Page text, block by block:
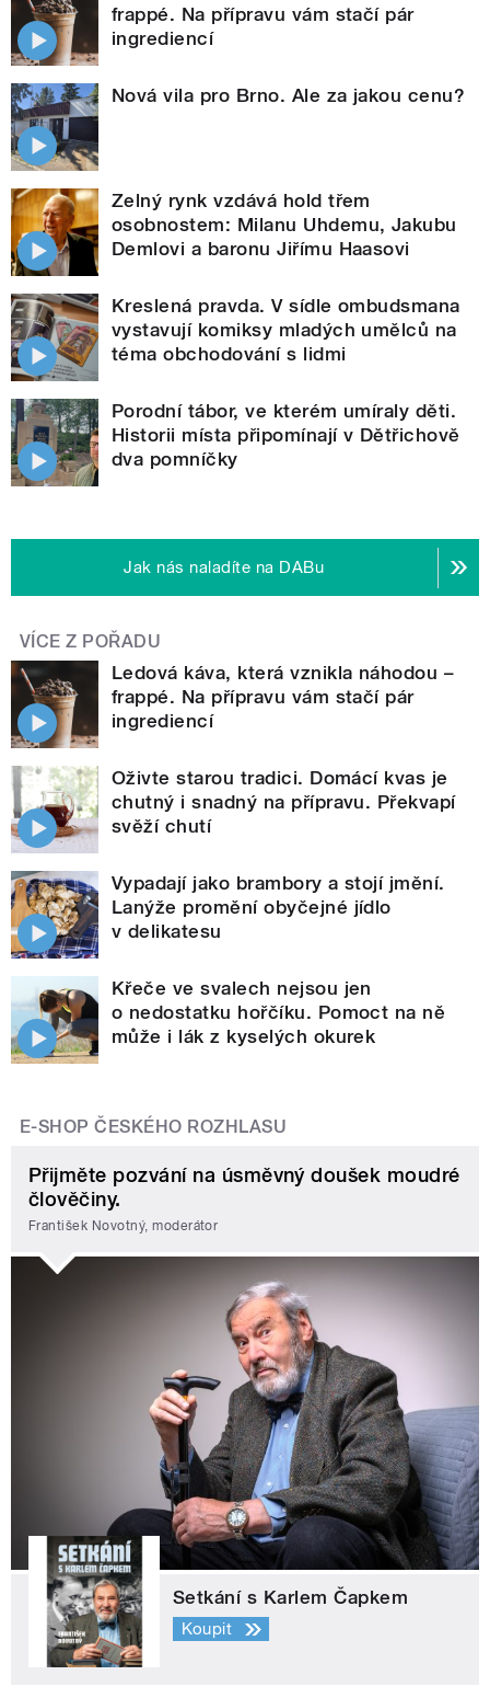
frappé. Na přípravu vám stačí pár
ingrediencí
Nová vila pro Brno. Ale za jakou cenu?
Zelný rynk vzdává hold třem
osobnostem: Milanu Uhdemu, Jakubu
Demlovi a baronu Jiřímu Haasovi
Kreslená pravda. V sídle ombudsmana
vystavují komiksy mladých umělců na
téma obchodování s lidmi
Porodní tábor, ve kterém umíraly děti.
Historii místa připomínají v Dětřichově
dva pomníčky
Jak nás naladíte na DABu
VÍCE Z POŘADU
Ledová káva, která vznikla náhodou –
frappé. Na přípravu vám stačí pár
ingrediencí
Oživte starou tradici. Domácí kvas je
chutný i snadný na přípravu. Překvapí
svěží chutí
Vypadají jako brambory a stojí jmění.
Lanýže promění obyčejné jídlo
v delikatesu
Křeče ve svalech nejsou jen
o nedostatku hořčíku. Pomoct na ně
může i lák z kyselých okurek
E-SHOP ČESKÉHO ROZHLASU
Přijměte pozvání na úsměvný doušek moudré
člověčiny.
František Novotný, moderátor
Setkání s Karlem Čapkem
Koupit